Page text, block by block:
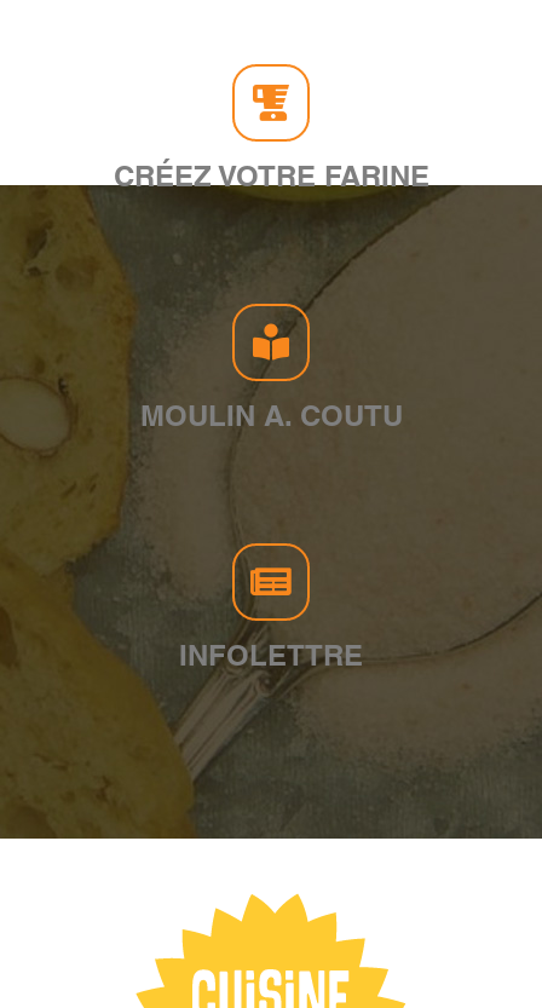
CRÉEZ VOTRE FARINE
MOULIN A. COUTU
INFOLETTRE